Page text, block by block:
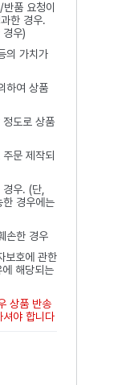
품 요청이
한 경우.
우)
의 가치가
하여 상품
도로 상품
문 제작되
우. (단,
경우에는
손한 경우
보호에 관한
해당되는
상품 반송
야 합니다